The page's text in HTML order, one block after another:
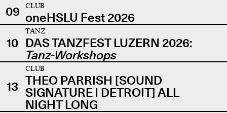
09
CLUB
oneHSLU Fest 2026
10
TANZ
DAS TANZFEST LUZERN 2026:
Tanz-Workshops
13
CLUB
THEO PARRISH [SOUND
SIGNATURE | DETROIT] ALL
NIGHT LONG